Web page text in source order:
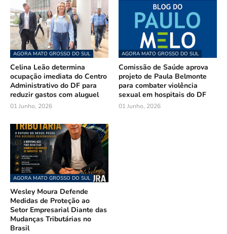
AGORA MATO GROSSO DO SUL
Celina Leão determina
ocupação imediata do Centro
Administrativo do DF para
reduzir gastos com aluguel
01 Junho, 2026
AGORA MATO GROSSO DO SUL
Comissão de Saúde aprova
projeto de Paula Belmonte
para combater violência
sexual em hospitais do DF
01 Junho, 2026
AGORA MATO GROSSO DO SUL
Wesley Moura Defende
Medidas de Proteção ao
Setor Empresarial Diante das
Mudanças Tributárias no
Brasil